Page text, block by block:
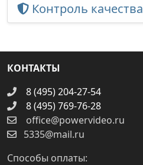
Контроль качества
КОНТАКТЫ
8 (495) 204-27-54
8 (495) 769-76-28
office@powervideo.ru
5335@mail.ru
Способы оплаты: